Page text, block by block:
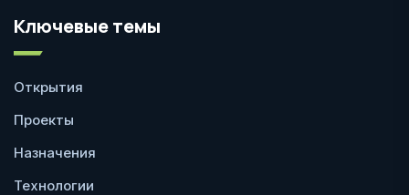
Ключевые темы
Открытия
Проекты
Назначения
Технологии